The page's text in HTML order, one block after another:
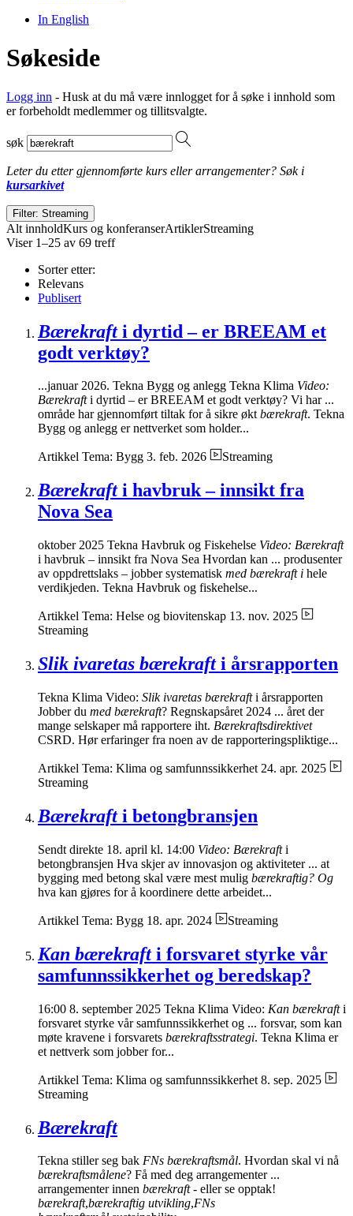
In English
Søkeside
Logg inn - Husk at du må være innlogget for å søke i innhold som
er forbeholdt medlemmer og tillitsvalgte.
søk
Leter du etter gjennomførte kurs eller arrangementer? Søk i
kursarkivet
Filter: Streaming
Alt innholdKurs og konferanserArtiklerStreaming
Viser 1–25 av 69 treff
Sorter etter:
Relevans
Publisert
Bærekrafti dyrtid – er BREEAM et
godt verktøy?
...januar 2026. Tekna Bygg og anlegg Tekna Klima Video:
Bærekrafti dyrtid – er BREEAM et godt verktøy? Vi har ...
område har gjennomført tiltak for å sikre øktbærekraft. Tekna
Bygg og anlegg er nettverket som holder...
Artikkel Tema: Bygg 3. feb. 2026 Streaming
Bærekrafti havbruk – innsikt fra
Nova Sea
oktober 2025 Tekna Havbruk og Fiskehelse Video: Bærekraft
i havbruk – innsikt fra Nova Sea Hvordan kan ... produsenter
av oppdrettslaks – jobber systematisk med bærekraft i hele
verdikjeden. Tekna Havbruk og fiskehelse...
Artikkel Tema: Helse og biovitenskap 13. nov. 2025
Streaming
Slik ivaretas bærekrafti årsrapporten
Tekna Klima Video: Slik ivaretas bærekrafti årsrapporten
Jobber du med bærekraft? Regnskapsåret 2024 ... året der
mange selskaper må rapportere iht. Bærekraftsdirektivet
CSRD. Hør erfaringer fra noen av de rapporteringspliktige...
Artikkel Tema: Klima og samfunnssikkerhet 24. apr. 2025
Streaming
Bærekrafti betongbransjen
Sendt direkte 18. april kl. 14:00 Video: Bærekrafti
betongbransjen Hva skjer av innovasjon og aktiviteter ... at
bygging med betong skal være mest mulig bærekraftig? Og
hva kan gjøres for å koordinere dette arbeidet...
Artikkel Tema: Bygg 18. apr. 2024 Streaming
Kan bærekrafti forsvaret styrke vår
samfunnssikkerhet og beredskap?
16:00 8. september 2025 Tekna Klima Video: Kan bærekrafti
forsvaret styrke vår samfunnssikkerhet og ... forsvar, som kan
møte kravene i forsvarets bærekraftsstrategi. Tekna Klima er
et nettverk som jobber for...
Artikkel Tema: Klima og samfunnssikkerhet 8. sep. 2025
Streaming
Bærekraft
Tekna stiller seg bak FNs bærekraftsmål. Hvordan skal vi nå
bærekraftsmålene? Få med deg arrangementer ...
arrangementer innen bærekraft - eller se opptak!
bærekraft,bærekraftig utvikling,FNs